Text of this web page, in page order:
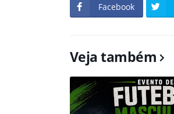
Facebook
Veja também